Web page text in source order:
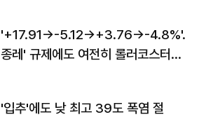
'+17.91→-5.12→+3.76→-4.8%'…'
종레' 규제에도 여전히 롤러코스터
'입추'에도 낮 최고 39도 폭염 절